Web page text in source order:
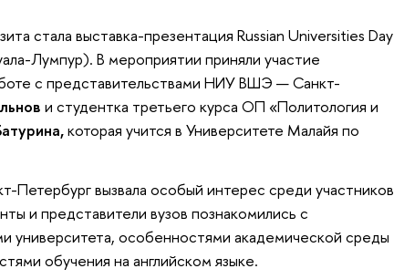
стала выставка-презентация Russian Universities Day
Лумпур). В мероприятии приняли участие
с представительствами НИУ ВШЭ — Санкт-
и студентка третьего курса ОП «Политология и
которая учится в Университете Малайя по
вызвала особый интерес среди участников
и представители вузов познакомились с
университета, особенностями академической среды
обучения на английском языке.